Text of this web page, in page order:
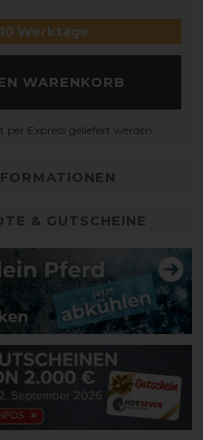
Werktage
WARENKORB
Express geliefert werden.
& GUTSCHEINE